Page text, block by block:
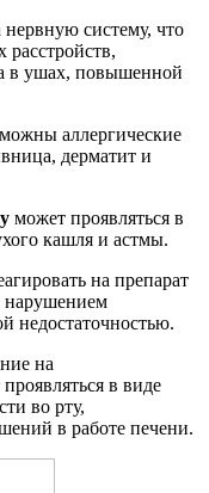
систему, что
расстройств,
в ушах, повышенной
аллергические
дерматит и
может проявляться в
кашля и астмы.
на препарат
нарушением
недостаточностью.
на
в виде
во рту,
в работе печени.